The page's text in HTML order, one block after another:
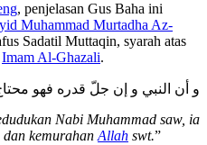
, penjelasan Gus Baha ini
Muhammad Murtadha Az-
Sadatil Muttaqin, syarah atas
Imam Al-Ghazali.
و أن النبي و إن جلّ قدره فهو
Nabi Muhammad saw, ia
dan kemurahan Allah swt.”